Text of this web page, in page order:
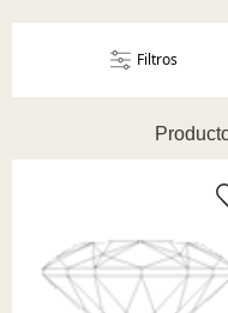
A - Z
Filtros